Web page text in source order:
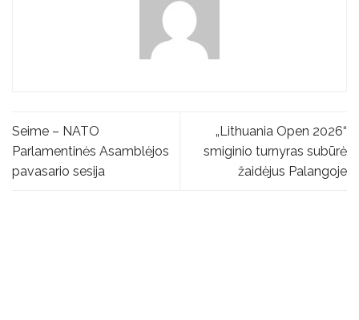
Seime – NATO
Parlamentinės Asamblėjos
pavasario sesija
„Lithuania Open 2026“
smiginio turnyras subūrė
žaidėjus Palangoje